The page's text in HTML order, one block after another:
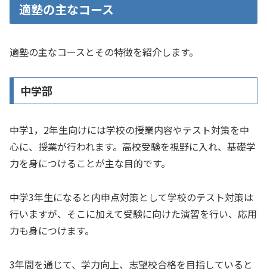
適塾の主なコース
適塾の主なコースとその特徴を紹介します。
中学部
中学1，2年生向けには学校の授業内容やテスト対策を中
心に、授業が行われます。高校受験を視野に入れ、基礎学
力を身につけることが主な目的です。
中学3年生になると内申点対策として学校のテスト対策は
行いますが、そこに加えて受験に向けた演習を行い、応用
力も身につけます。
3年間を通じて、学力向上、志望校合格を目指していると